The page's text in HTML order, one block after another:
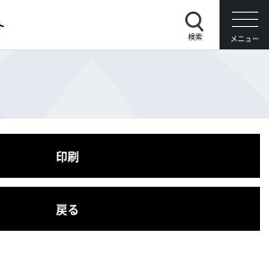
検索 メニュー
印刷
戻る